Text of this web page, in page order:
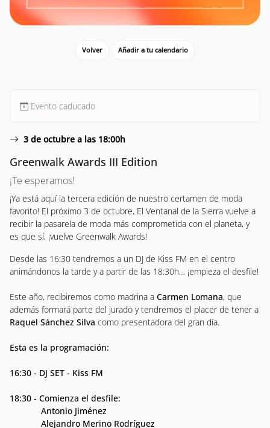
Volver Añadir a tu calendario
Evento caducado
3 de octubre a las 18:00h
Greenwalk Awards III Edition
¡Te esperamos!
¡Ya está aquí la tercera edición de nuestro certamen de moda
favorito! El próximo 3 de octubre, El Ventanal de la Sierra vuelve a
recibir la pasarela de moda más comprometida con el planeta, y
es que sí, ¡vuelve Greenwalk Awards!
Desde las 16:30 tendremos a un DJ de Kiss FM en el centro
animándonos la tarde y a partir de las 18:30h… ¡empieza el desfile!
Este año, recibiremos como madrina a Carmen Lomana, que
además formará parte del jurado y tendremos el placer de tener a
Raquel Sánchez Silva como presentadora del gran día.
Esta es la programación:
16:30 - DJ SET - Kiss FM
18:30 - Comienza el desfile:
Antonio Jiménez
Alejandro Merino Rodríguez